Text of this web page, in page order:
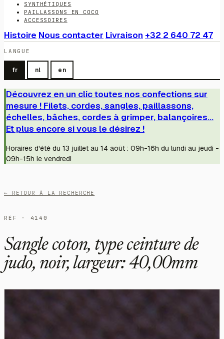
SYNTHÉTIQUES
PAILLASSONS EN COCO
ACCESSOIRES
Histoire Nous contacter Livraison +32 2 640 72 47
LANGUE
fr nl en
Découvrez en un clic toutes nos confections sur
mesure ! Filets, cordes, sangles, paillassons,
échelles, bâches, cordes à grimper, balançoires...
Et plus encore si vous le désirez !
Horaires d'été du 13 juillet au 14 août : 09h-16h du lundi au jeudi -
09h-15h le vendredi
← RETOUR À LA RECHERCHE
RÉF · 4140
Sangle coton, type ceinture de
judo, noir, largeur: 40,00mm